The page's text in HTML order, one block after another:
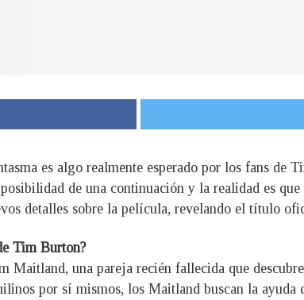
es algo realmente esperado por los fans de
de una continuación y la realidad es que
detalles sobre la película, revelando el título
Tim Burton?
Maitland, una pareja recién fallecida que
por sí mismos, los Maitland buscan la